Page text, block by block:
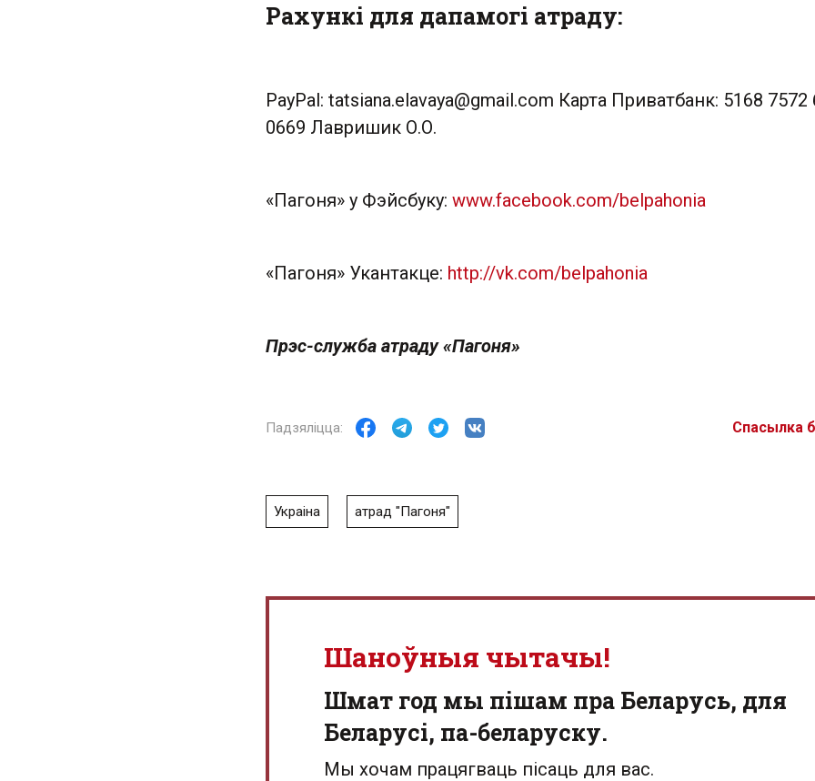
Рахункі для дапамогі атраду:
PayPal: tatsiana.elavaya@gmail.com Карта Приватбанк: 5168 7572
0669 Лавришик О.О.
«Пагоня» у Фэйсбуку: www.facebook.com/belpahonia
«Пагоня» Укантакце: http://vk.com/belpahonia
Прэс-служба атраду «Пагоня»
Спасылка
Украіна атрад "Пагоня"
Шаноўныя чытачы!
Шмат год мы пішам пра Беларусь, для
Беларусі, па-беларуску.
Мы хочам працягваць пісаць для вас.